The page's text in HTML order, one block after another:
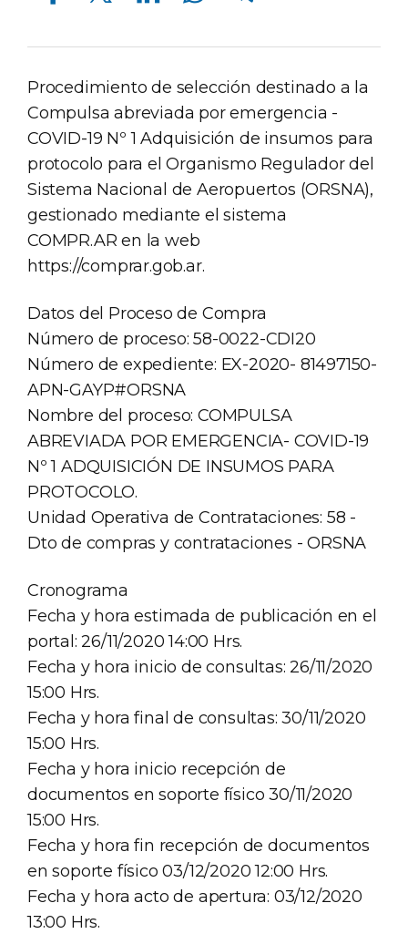
Procedimiento de selección destinado a la
Compulsa abreviada por emergencia -
COVID-19 Nº 1 Adquisición de insumos para
protocolo para el Organismo Regulador del
Sistema Nacional de Aeropuertos (ORSNA),
gestionado mediante el sistema
COMPR.AR en la web
https://comprar.gob.ar.
Datos del Proceso de Compra
Número de proceso: 58-0022-CDI20
Número de expediente: EX-2020- 81497150-
APN-GAYP#ORSNA
Nombre del proceso: COMPULSA
ABREVIADA POR EMERGENCIA- COVID-19
Nº 1 ADQUISICIÓN DE INSUMOS PARA
PROTOCOLO.
Unidad Operativa de Contrataciones: 58 -
Dto de compras y contrataciones - ORSNA
Cronograma
Fecha y hora estimada de publicación en el
portal: 26/11/2020 14:00 Hrs.
Fecha y hora inicio de consultas: 26/11/2020
15:00 Hrs.
Fecha y hora final de consultas: 30/11/2020
15:00 Hrs.
Fecha y hora inicio recepción de
documentos en soporte físico 30/11/2020
15:00 Hrs.
Fecha y hora fin recepción de documentos
en soporte físico 03/12/2020 12:00 Hrs.
Fecha y hora acto de apertura: 03/12/2020
13:00 Hrs.